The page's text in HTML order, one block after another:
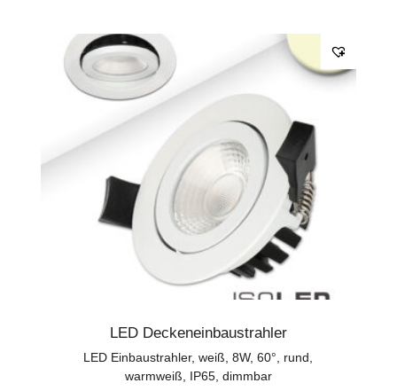
LED Deckeneinbaustrahler
LED Einbaustrahler, weiß, 8W, 60°, rund,
warmweiß, IP65, dimmbar